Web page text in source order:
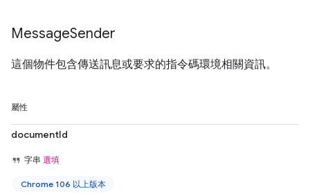
MessageSender
這個物件包含傳送訊息或要求的指令碼環境相關資訊。
屬性
documentId
字串 選填
Chrome 106 以上版本